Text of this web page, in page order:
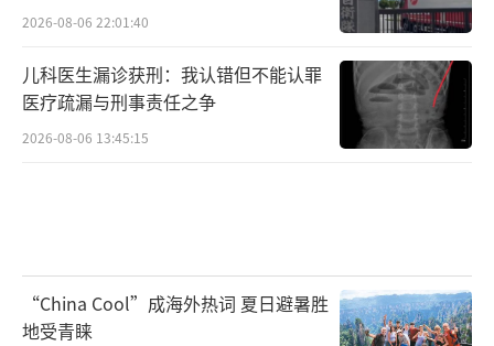
2026-08-06 22:01:40
儿科医生漏诊获刑：我认错但不能认罪
医疗疏漏与刑事责任之争
2026-08-06 13:45:15
“China Cool”成海外热词 夏日避暑胜
地受青睐